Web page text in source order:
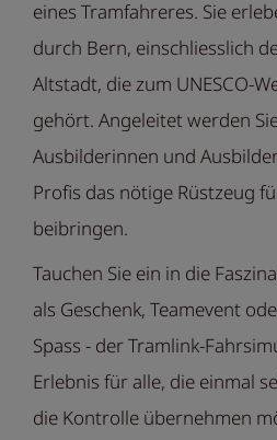
eines Tramfahreres. Sie
durch Bern, einschliesslich
Altstadt, die zum UNESCO-
gehört. Angeleitet werden
Ausbilderinnen und
Profis das nötige Rüstzeug
beibringen.
Tauchen Sie ein in die
als Geschenk, Teamevent
Spass - der Tramlink-
Erlebnis für alle, die einmal
die Kontrolle übernehmen